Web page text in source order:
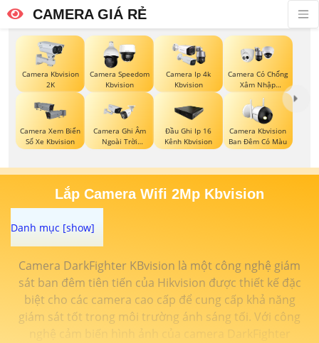
CAMERA GIÁ RẺ
Camera Kbvision
2K
Camera Speedom
Kbvision
Camera Ip 4k
Kbvision
Camera Có Chống
Xâm Nhập
Kbvision
Camera Xem Biển
Số Xe Kbvision
Camera Ghi Âm
Ngoài Trời
Kbvision
Đầu Ghi Ip 16
Kênh Kbvision
Camera Kbvision
Ban Đêm Có Màu
Lắp Camera Wifi 2Mp Kbvision
Camera DarkFighter KBvision là một công nghệ giám
sát ban đêm tiên tiến của Hikvision được thiết kế đặc
biệt cho các camera cao cấp để cung cấp khả năng
giám sát tốt trong môi trường ánh sáng tối. Với công
nghệ cảm biến hình ảnh của camera DarkFighter